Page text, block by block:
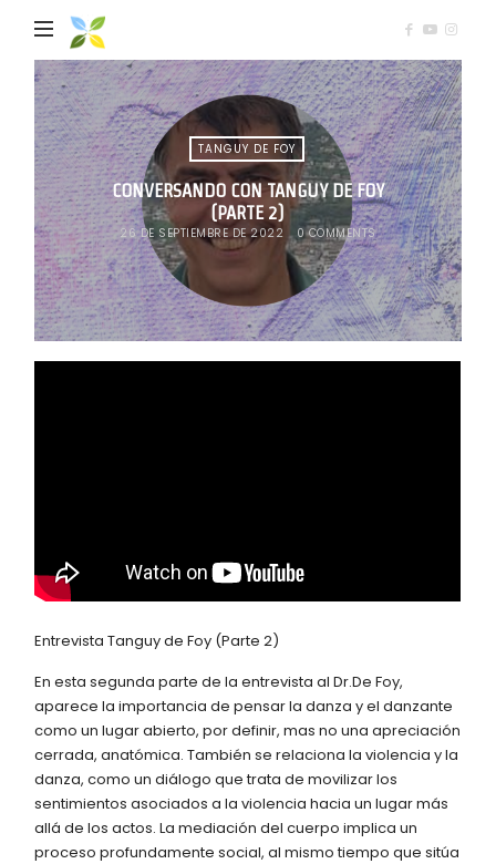
Mediación
Comunitaria
TANGUY DE FOY
CONVERSANDO CON TANGUY DE FOY
(PARTE 2)
26 DE SEPTIEMBRE DE 2022 0 COMMENTS
Entrevista Tanguy de Foy (Parte 2)
En esta segunda parte de la entrevista al Dr.De Foy,
aparece la importancia de pensar la danza y el danzante
como un lugar abierto, por definir, mas no una apreciación
cerrada, anatómica. También se relaciona la violencia y la
danza, como un diálogo que trata de movilizar los
sentimientos asociados a la violencia hacia un lugar más
allá de los actos. La mediación del cuerpo implica un
proceso profundamente social, al mismo tiempo que sitúa